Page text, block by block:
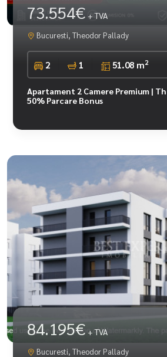
73.554€ + TVA
Bucuresti, Theodor Pallady
2 1 51.08 m2
Apartament 2 Camere Premium |
50% Parcare Bonus
84.195€+ TVA
Bucuresti, Theodor Pallady